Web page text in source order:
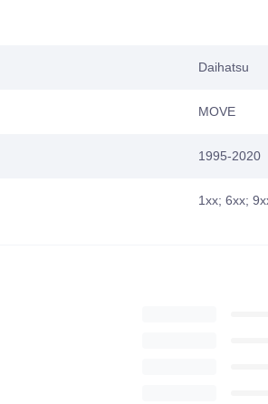
Daihatsu
MOVE
1995-2020
1xx; 6xx;